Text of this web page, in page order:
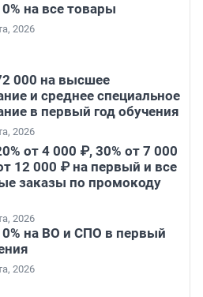
на все товары
2026
000 на высшее
и среднее специальное
в первый год обучения
2026
от 4 000 ₽, 30% от 7 000
12 000 ₽ на первый и все
заказы по промокоду
2026
на ВО и СПО в первый
2026